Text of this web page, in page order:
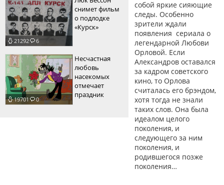
21292 6
снимет фильм
о подлодке
«Курск»
19701 0
Несчастная
любовь
насекомых
отмечает
праздник
собой яркие сияющие
следы. Особенно
зрители ждали
появления сериала о
легендарной Любови
Орловой. Если
Александров оставался
за кадром советского
кино, то Орлова
считалась его брэндом,
хотя тогда не знали
таких слов. Она была
идеалом целого
поколения, и
следующего за ним
поколения, и
родившегося позже
поколения…